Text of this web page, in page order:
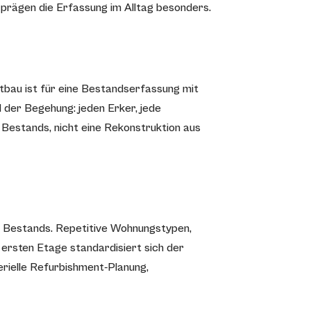
die Erfassung im Alltag besonders.
ist für eine Bestandserfassung mit
Begehung: jeden Erker, jede
nicht eine Rekonstruktion aus
Repetitive Wohnungstypen,
ersten Etage standardisiert sich der
Refurbishment-Planung,